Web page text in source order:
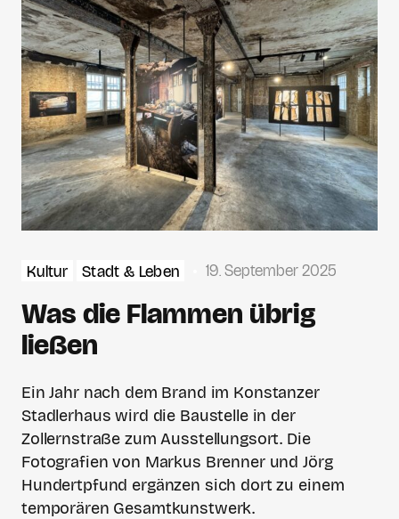
Kultur Stadt & Leben 19. September 2025
Was die Flammen übrig
ließen
Ein Jahr nach dem Brand im Konstanzer
Stadlerhaus wird die Baustelle in der
Zollernstraße zum Ausstellungsort. Die
Fotografien von Markus Brenner und Jörg
Hundertpfund ergänzen sich dort zu einem
temporären Gesamtkunstwerk.